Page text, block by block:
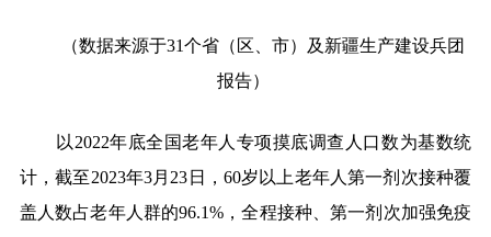
（数据来源于31个省（区、市）及新疆生产建设兵团
报告）
以 2022年底全国老年人专项摸底调查人口数为基数统
计，截至2023年3月 23 日， 60岁以上老年人第一剂次接种覆
盖人数占老年人群的96.1% ，全程接种、第一剂次加强免疫